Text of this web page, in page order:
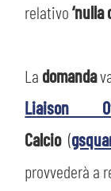
relativo‘nulla
La domanda
Liaison
Calcio(
provvederà a